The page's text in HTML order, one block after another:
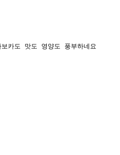
카도 맛도 영양도 풍부하네요